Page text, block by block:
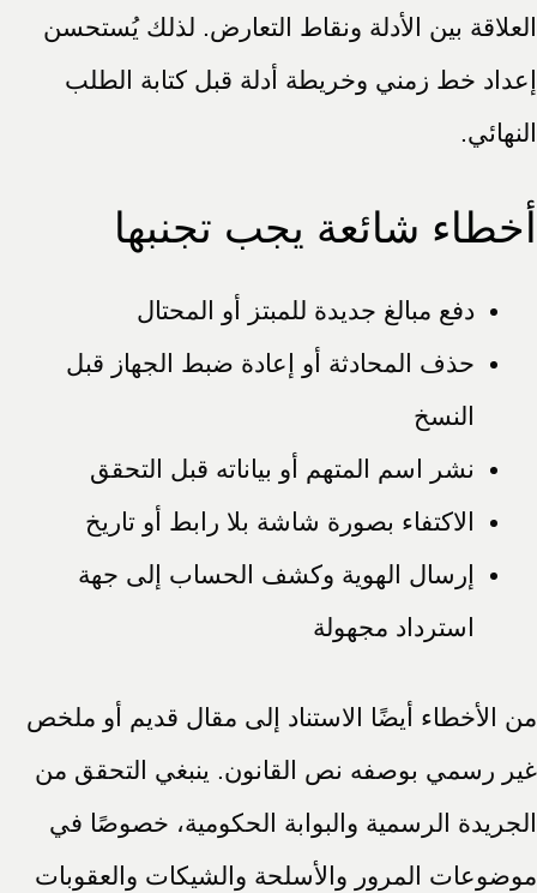
العلاقة بين الأدلة ونقاط التعارض. لذلك يُستحسن
إعداد خط زمني وخريطة أدلة قبل كتابة الطلب
النهائي.
أخطاء شائعة يجب تجنبها
دفع مبالغ جديدة للمبتز أو المحتال
حذف المحادثة أو إعادة ضبط الجهاز قبل
النسخ
نشر اسم المتهم أو بياناته قبل التحقق
الاكتفاء بصورة شاشة بلا رابط أو تاريخ
إرسال الهوية وكشف الحساب إلى جهة
استرداد مجهولة
من الأخطاء أيضًا الاستناد إلى مقال قديم أو ملخص
غير رسمي بوصفه نص القانون. ينبغي التحقق من
الجريدة الرسمية والبوابة الحكومية، خصوصًا في
موضوعات المرور والأسلحة والشيكات والعقوبات